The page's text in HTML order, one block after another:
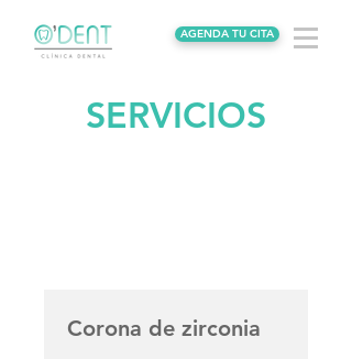
AGENDA TU CITA
SERVICIOS
Corona de zirconia